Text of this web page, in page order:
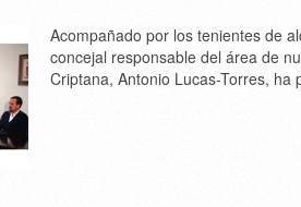
Acompañado por los tenientes de
concejal responsable del área de
Criptana, Antonio Lucas-Torres, ha